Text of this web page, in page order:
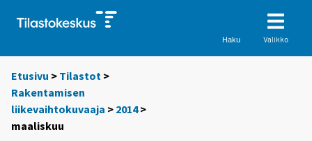
Haku Valikko
Etusivu > Tilastot >
Rakentamisen
liikevaihtokuvaaja > 2014>
maaliskuu